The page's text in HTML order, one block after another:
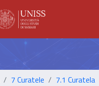
7 Curatele 7.1 Curatela